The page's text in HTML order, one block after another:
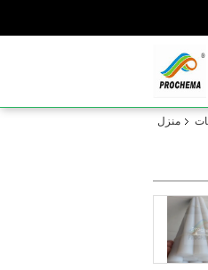
منزل